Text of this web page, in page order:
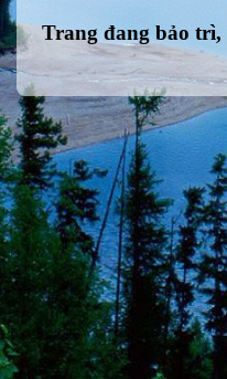
Trang đang bảo